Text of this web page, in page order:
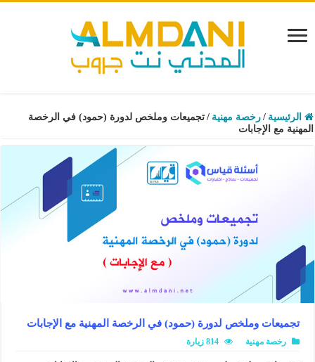
الرئيسية / رخصة مهنية / تجميعات وملخص لدورة (حمود) في الرخصة
المهنية مع الإجابات
تجميعات وملخص لدورة (حمود) في الرخصة المهنية مع الإجابات
رخصة مهنية 814 زيارة